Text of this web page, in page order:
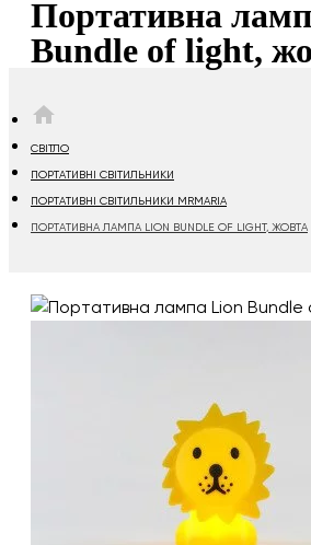
Портативна
Bundle of light,
СВІТЛО
ПОРТАТИВНІ СВІТИЛЬНИКИ
ПОРТАТИВНІ СВІТИЛЬНИКИ MRMARIA
ПОРТАТИВНА ЛАМПА LION BUNDLE OF LIGHT, ЖОВТА